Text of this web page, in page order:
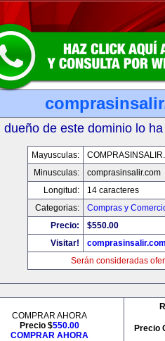
dueño de este dominio lo
Mayusculas:
Minusculas:
comprasinsalir.com
Longitud:
14 caracteres
Categorias:
Compras y
Precio:
$550.00
Visitar!
Serán consideradas
COMPRAR AHORA
Precio $550.00
COMPRAR AHORA
Precio